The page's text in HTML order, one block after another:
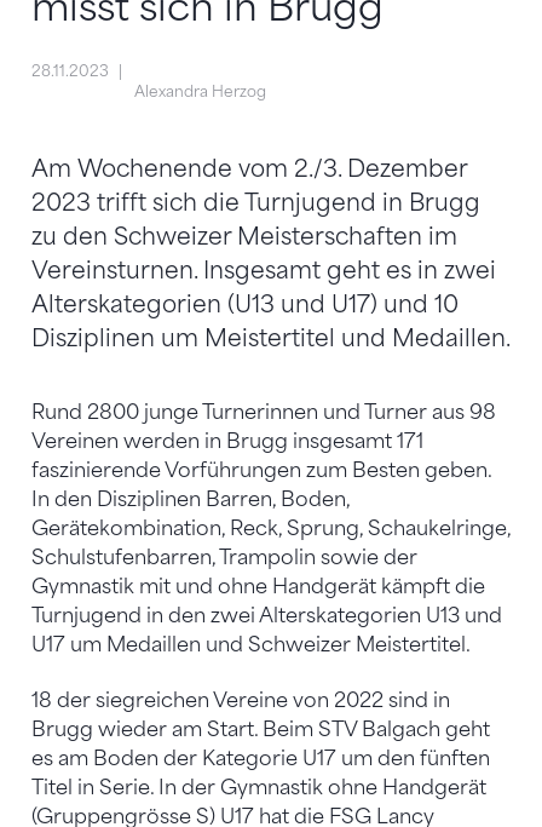
28.11.2023
Alexandra Herzog
Am Wochenende vom 2./3. Dezember
2023 trifft sich die Turnjugend in Brugg
zu den Schweizer Meisterschaften im
Vereinsturnen. Insgesamt geht es in zwei
Alterskategorien (U13 und U17) und 10
Disziplinen um Meistertitel und Medaillen.
Rund 2800 junge Turnerinnen und Turner aus 98
Vereinen werden in Brugg insgesamt 171
faszinierende Vorführungen zum Besten geben.
In den Disziplinen Barren, Boden,
Gerätekombination, Reck, Sprung, Schaukelringe,
Schulstufenbarren, Trampolin sowie der
Gymnastik mit und ohne Handgerät kämpft die
Turnjugend in den zwei Alterskategorien U13 und
U17 um Medaillen und Schweizer Meistertitel.
18 der siegreichen Vereine von 2022 sind in
Brugg wieder am Start. Beim STV Balgach geht
es am Boden der Kategorie U17 um den fünften
Titel in Serie. In der Gymnastik ohne Handgerät
(Gruppengrösse S) U17 hat die FSG Lancy